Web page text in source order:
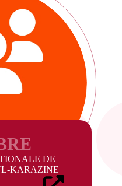
DE
KARAZINE